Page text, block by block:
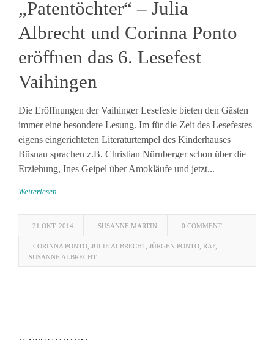
„Patentöchter“ – Julia
Albrecht und Corinna Ponto
eröffnen das 6. Lesefest
Vaihingen
Die Eröffnungen der Vaihinger Lesefeste bieten den Gästen
immer eine besondere Lesung. Im für die Zeit des Lesefestes
eigens eingerichteten Literaturtempel des Kinderhauses
Büsnau sprachen z.B. Christian Nürnberger schon über die
Erziehung, Ines Geipel über Amokläufe und jetzt...
Weiterlesen …
21 OKT. 2014 SUSANNE MARTIN 0 COMMENT
CORINNA PONTO JULIE ALBRECHT, JÜRGEN PONTO RAF,
SUSANNE ALBRECHT